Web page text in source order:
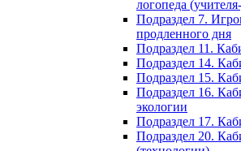
логопеда
Подраздел 7.
продленного дня
Подраздел 11.
Подраздел 14.
Подраздел 15.
Подраздел 16.
экологии
Подраздел 17.
Подраздел 20.